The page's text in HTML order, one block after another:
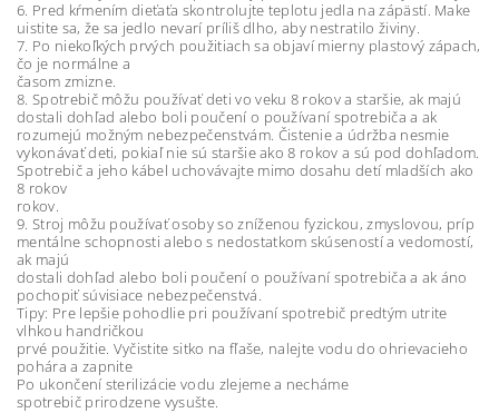
6. Pred kŕmením dieťaťa skontrolujte teplotu jedla na zápästí. Make
uistite sa, že sa jedlo nevarí príliš dlho, aby nestratilo živiny.
7. Po niekoľkých prvých použitiach sa objaví mierny plastový zápach,
čo je normálne a
časom zmizne.
8. Spotrebič môžu používať deti vo veku 8 rokov a staršie, ak majú
dostali dohľad alebo boli poučení o používaní spotrebiča a ak
rozumejú možným nebezpečenstvám. Čistenie a údržba nesmie
vykonávať deti, pokiaľ nie sú staršie ako 8 rokov a sú pod dohľadom.
Spotrebič a jeho kábel uchovávajte mimo dosahu detí mladších ako
8 rokov
rokov.
9. Stroj môžu používať osoby so zníženou fyzickou, zmyslovou, príp
mentálne schopnosti alebo s nedostatkom skúseností a vedomostí,
ak majú
dostali dohľad alebo boli poučení o používaní spotrebiča a ak áno
pochopiť súvisiace nebezpečenstvá.
Tipy: Pre lepšie pohodlie pri používaní spotrebič predtým utrite
vlhkou handričkou
prvé použitie. Vyčistite sitko na fľaše, nalejte vodu do ohrievacieho
pohára a zapnite
Po ukončení sterilizácie vodu zlejeme a necháme
spotrebič prirodzene vysušte.